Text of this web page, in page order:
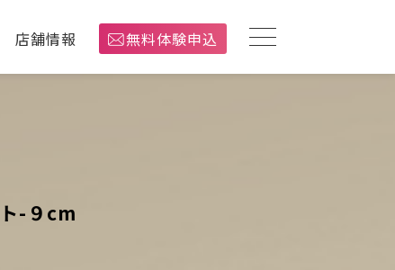
店舗情報 無料体験申込
-９cm